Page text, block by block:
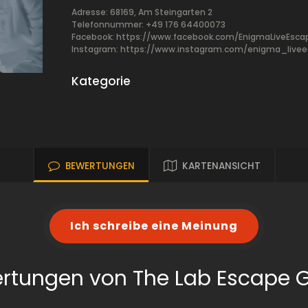
Adresse: 68169, Am Steingarten 2
Telefonnummer: +49 176 64400073
Facebook: https://www.facebook.com/
Instagram: https://www.instagram.com/
Kategorie
BEWERTUNGEN KARTENANSICHT
Ich schreibe eine Meinung
von The Lab Escape